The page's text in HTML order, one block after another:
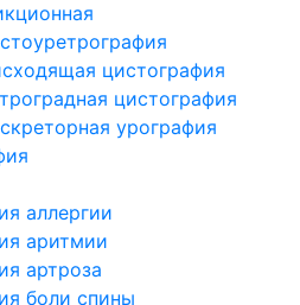
цистография
цистография
урография
аллергии
аритмии
артроза
боли спины